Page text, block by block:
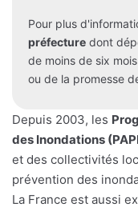
Pour plus
préfecture dont
de moins de six
ou de la promesse
Depuis 2003, les
des Inondations
et des collectivités
prévention des
La France est aussi